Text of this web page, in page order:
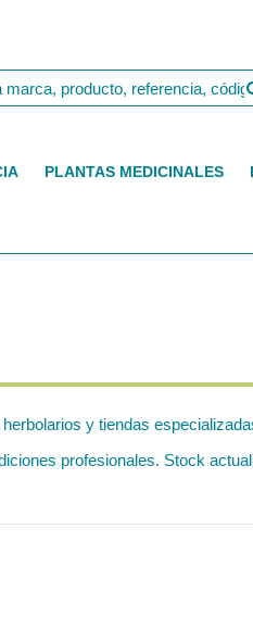
PLANTAS MEDICINALES
y tiendas
profesionales. Stock